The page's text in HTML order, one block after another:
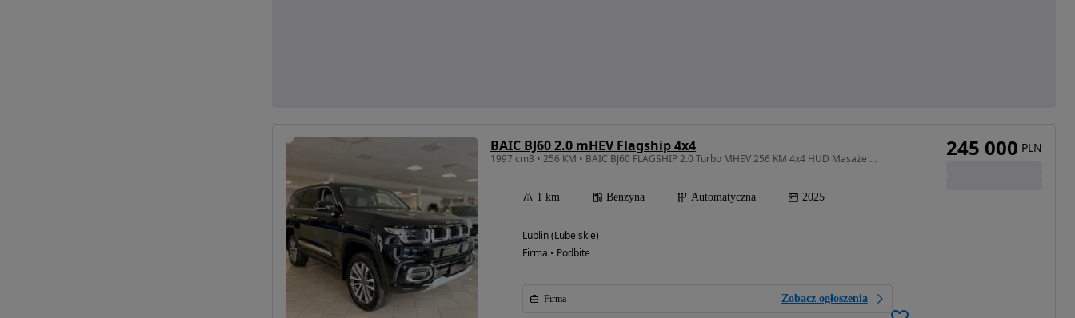
BAIC BJ60 2.0 mHEV Flagship 4x4
1997 cm3 • 256 KM • BAIC BJ60 FLAGSHIP 2.0 Turbo MHEV 256 KM 4x4 HUD Masaże Kamera 360°
1 km Benzyna Automatyczna 2025
Lublin (Lubelskie)
Firma • Podbite
Firma Zobacz ogłoszenia
245 000 PLN